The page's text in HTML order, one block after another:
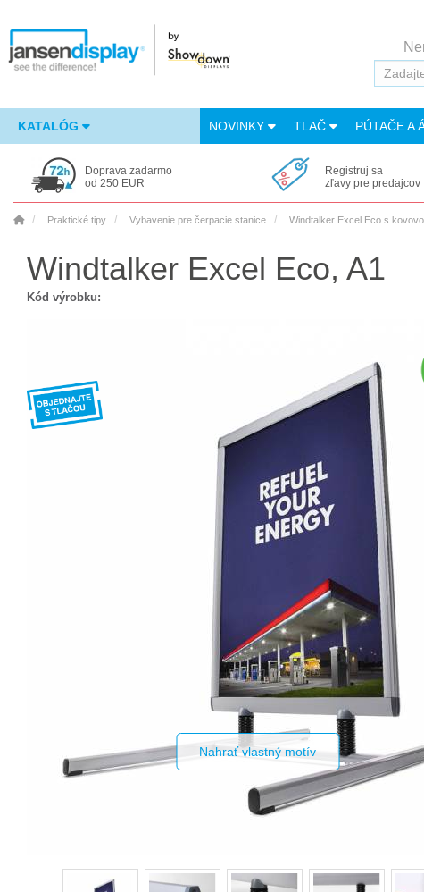
KATALÓG NOVINKY TLAČ PÚTAČE A
Doprava zadarmo
od 250 EUR
Registruj sa
zľavy pre predajcov
Praktické tipy Vybavenie pre čerpacie stanice Windtalker Excel Eco s
Windtalker Excel Eco, A1
Kód výrobku:
Nahrať vlastný motív